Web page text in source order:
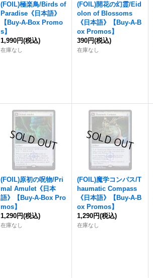
(FOIL)極楽鳥/Birds of
Paradise《日本語》
【Buy-A-Box Promo
s】
1,990円(税込)
在庫なし
(FOIL)開花の幻霊/Eid
olon of Blossoms
《日本語》【Buy-A-B
ox Promos】
390円(税込)
在庫なし
(FOIL)原初の呪物/Pri
mal Amulet《日本
語》【Buy-A-Box Pro
mos】
1,290円(税込)
在庫なし
(FOIL)魔学コンパス/T
haumatic Compass
《日本語》【Buy-A-B
ox Promos】
1,290円(税込)
在庫なし